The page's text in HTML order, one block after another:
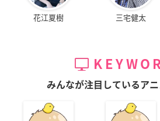
花江夏樹 三宅健太
みんなが注目しているア